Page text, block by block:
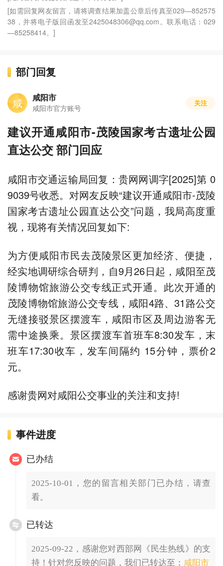
[如需回复网友留言，请将调查结果加盖公章后传真至029—852575
38，并将电子版回函发至2425048306@qq.com。联系电话：029
—85258414。]
部门回复
咸 咸阳市
咸阳市官方账号
关注
建议开通咸阳市-茂陵国家考古遗址公园
直达公交 部门回应
咸阳市交通运输局回复：贵网网调字[2025]第 0
9039号收悉。对网友反映“建议开通咸阳市-茂陵
国家考古遗址公园直达公交”问题，我局高度重
视，现将有关情况回复如下:
为方便咸阳市民去茂陵景区更加经济、便捷，
经实地调研综合研判，自9月26日起，咸阳至茂
陵博物馆旅游公交专线正式开通。此次开通的
茂陵博物馆旅游公交专线，咸阳4路、31路公交
无缝接驳景区摆渡车，咸阳市区及周边游客无
需中途换乘。景区摆渡车首班车8:30发车，末
班车17:30收车，发车间隔约 15分钟，票价2
元。
感谢贵网对咸阳公交事业的关注和支持!
事件进度
已办结
2025-10-01，您的留言相关部门已办结，请查
看。
已转达
2025-09-22，感谢您对西部网《民生热线》的支
持！针对您反映的问题，我们已转达至： 咸阳市